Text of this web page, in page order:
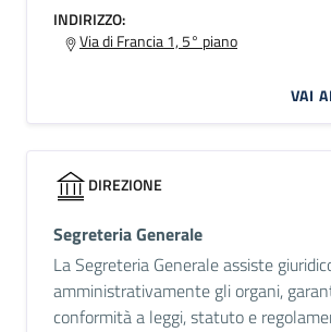
INDIRIZZO:
Via di Francia 1, 5° piano
VAI
DIREZIONE
Segreteria Generale
La Segreteria Generale assiste
amministrativamente gli organi,
conformità a leggi, statuto e